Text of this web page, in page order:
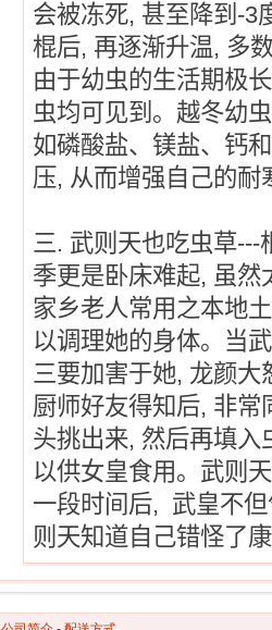
会被冻死, 甚至降到 -3
棍后, 再逐渐升温, 多
由于幼虫的生活期极长
虫均可见到。越冬幼
如磷酸盐、镁盐、钙
压, 从而增强自己的耐
三. 武则天也吃虫草---
季更是卧床难起, 虽然
家乡老人常用之本地
以调理她的身体。当
三要加害于她, 龙颜大
厨师好友得知后, 非常
头挑出来, 然后再填入
以供女皇食用。武则
一段时间后, 武皇不
则天知道自己错怪了